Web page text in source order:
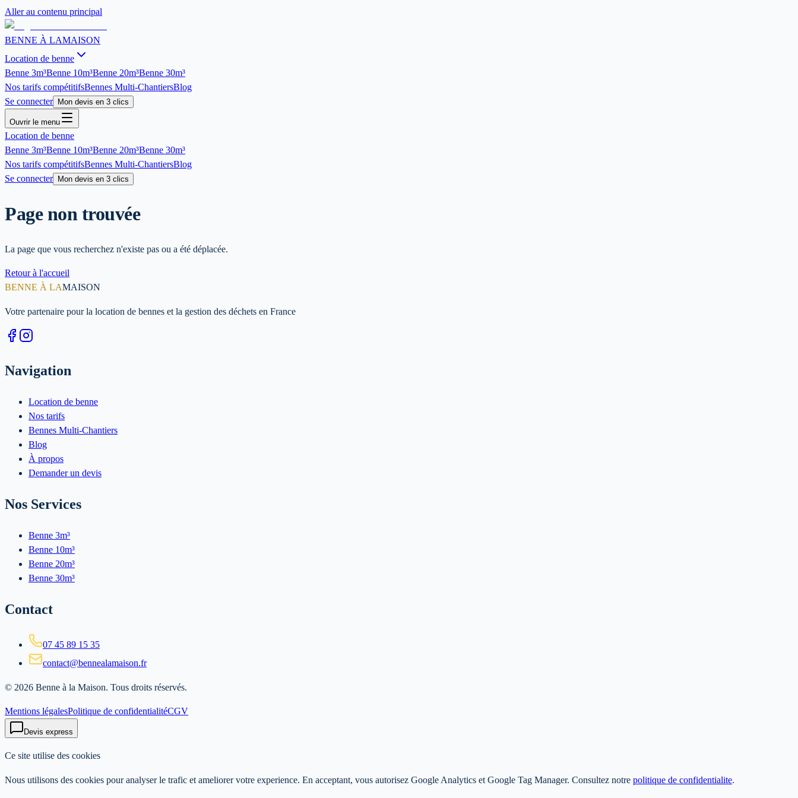
Aller au contenu principal
BENNE À LAMAISON
Location de benne
Benne 3m³Benne 10m³Benne 20m³Benne 30m³
Nos tarifs compétitifsBennes Multi-ChantiersBlog
Se connecter
Mon devis en 3 clics
Ouvrir le menu
Location de benne
Benne 3m³Benne 10m³Benne 20m³Benne 30m³
Nos tarifs compétitifsBennes Multi-ChantiersBlog
Se connecter
Mon devis en 3 clics
Page non trouvée
La page que vous recherchez n'existe pas ou a été déplacée.
Retour à l'accueil
BENNE À LAMAISON
Votre partenaire pour la location de bennes et la gestion des déchets en France
Navigation
Location de benne
Nos tarifs
Bennes Multi-Chantiers
Blog
À propos
Demander un devis
Nos Services
Benne 3m³
Benne 10m³
Benne 20m³
Benne 30m³
Contact
07 45 89 15 35
contact@bennealamaison.fr
© 2026 Benne à la Maison. Tous droits réservés.
Mentions légalesPolitique de confidentialitéCGV
Devis express
Ce site utilise des cookies
Nous utilisons des cookies pour analyser le trafic et ameliorer votre experience. En acceptant, vous autorisez Google Analytics et Google Tag Manager. Consultez notre politique de confidentialite.